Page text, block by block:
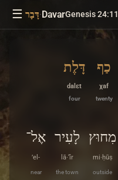
☰ דָּבָר·DavarGenesis 24:11
כַף
χaf
twenty
דָּלֶת
dalɛt
four
מִחוּץ
mi·ḥūṣ
outside
לָעִיר
lā·‘îr
the town
אֶל־
’el-
near